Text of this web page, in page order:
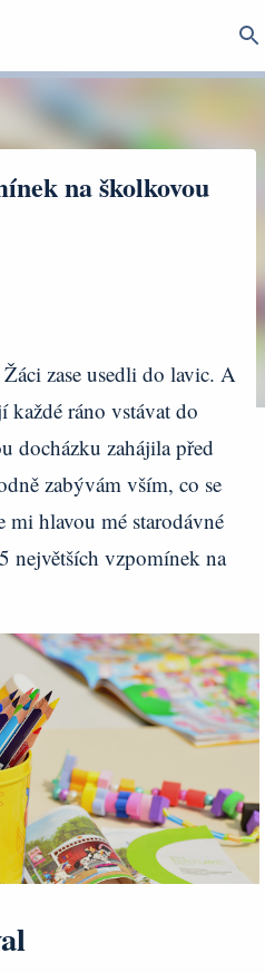
na školkovou
zase usedli do lavic. A
každé ráno vstávat do
docházku zahájila před
zabývám vším, co se
hlavou mé starodávné
největších vzpomínek na